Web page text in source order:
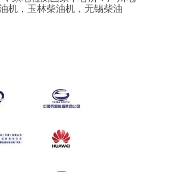
机，玉林柴油机，无锡柴油